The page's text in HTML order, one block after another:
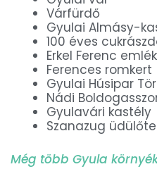
Várfürdő
Gyulai Almásy-
100 éves
Erkel Ferenc
Ferences romkert
Gyulai Húsipar
Nádi
Gyulavári kastély
Szanazug
Még több Gyula